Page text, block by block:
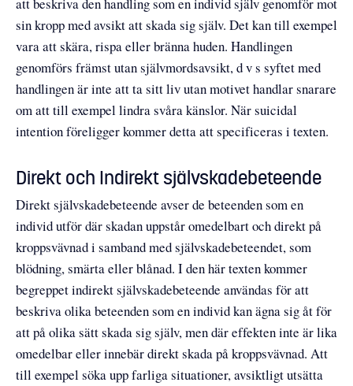
sin kropp med avsikt att skada sig själv. Det kan till exempel
vara att skära, rispa eller bränna huden. Handlingen
genomförs främst utan självmordsavsikt, d v s syftet med
handlingen är inte att ta sitt liv utan motivet handlar snarare
om att till exempel lindra svåra känslor. När suicidal
intention föreligger kommer detta att specificeras i texten.
Direkt och Indirekt självskadebeteende
Direkt självskadebeteende avser de beteenden som en
individ utför där skadan uppstår omedelbart och direkt på
kroppsvävnad i samband med självskadebeteendet, som
blödning, smärta eller blånad. I den här texten kommer
begreppet indirekt självskadebeteende användas för att
beskriva olika beteenden som en individ kan ägna sig åt för
att på olika sätt skada sig själv, men där effekten inte är lika
omedelbar eller innebär direkt skada på kroppsvävnad. Att
till exempel söka upp farliga situationer, avsiktligt utsätta